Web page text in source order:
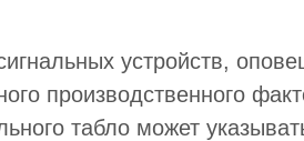
устройств,
производственного
табло может